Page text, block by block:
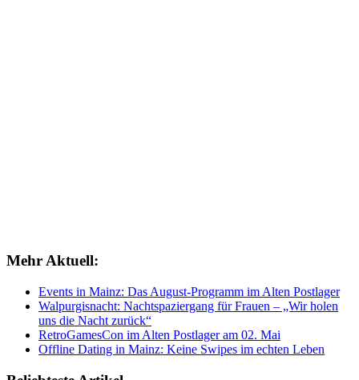
Mehr Aktuell:
Events in Mainz: Das August-Programm im Alten Postlager
Walpurgisnacht: Nachtspaziergang für Frauen – „Wir holen
uns die Nacht zurück“
RetroGamesCon im Alten Postlager am 02. Mai
Offline Dating in Mainz: Keine Swipes im echten Leben